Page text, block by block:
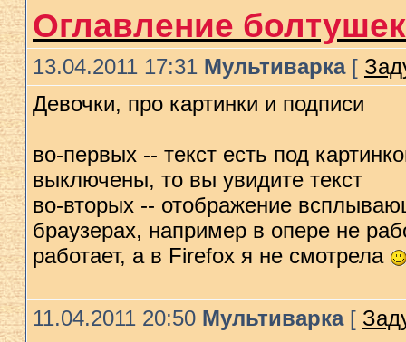
Оглавление
13.04.2011 17:31 Мультиварка[
Девочки, про картинки и подписи
во-первых -- текст есть под
выключены, то вы увидите текст
во-вторых -- отображение
браузерах, например в опере не
работает, а в Firefox я не смотрела
11.04.2011 20:50 Мультиварка[